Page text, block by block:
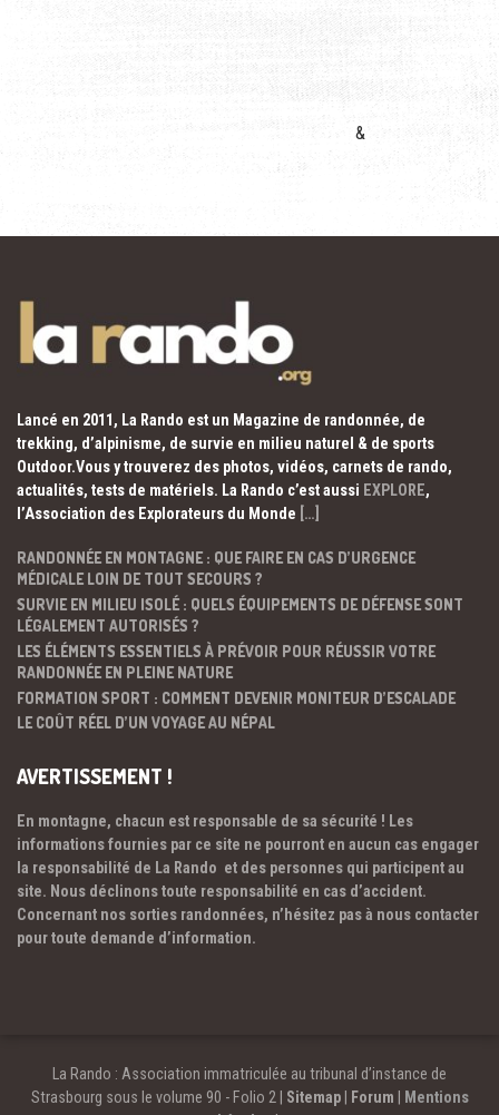
&
Lancé en 2011, La Rando est un Magazine de randonnée, de
trekking, d’alpinisme, de survie en milieu naturel & de sports
Outdoor.Vous y trouverez des photos, vidéos, carnets de rando,
actualités, tests de matériels. La Rando c’est aussi EXPLORE,
l’Association des Explorateurs du Monde […]
RANDONNÉE EN MONTAGNE : QUE FAIRE EN CAS D’URGENCE
MÉDICALE LOIN DE TOUT SECOURS ?
SURVIE EN MILIEU ISOLÉ : QUELS ÉQUIPEMENTS DE DÉFENSE SONT
LÉGALEMENT AUTORISÉS ?
LES ÉLÉMENTS ESSENTIELS À PRÉVOIR POUR RÉUSSIR VOTRE
RANDONNÉE EN PLEINE NATURE
FORMATION SPORT : COMMENT DEVENIR MONITEUR D’ESCALADE
LE COÛT RÉEL D’UN VOYAGE AU NÉPAL
AVERTISSEMENT !
En montagne, chacun est responsable de sa sécurité ! Les
informations fournies par ce site ne pourront en aucun cas engager
la responsabilité de La Rando et des personnes qui participent au
site. Nous déclinons toute responsabilité en cas d’accident.
Concernant nos sorties randonnées, n’hésitez pas à nous contacter
pour toute demande d’information.
La Rando : Association immatriculée au tribunal d’instance de
Strasbourg sous le volume 90 - Folio 2 | Sitemap| Forum
Mentions